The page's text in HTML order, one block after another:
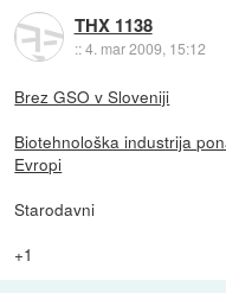
THX 1138
::4. mar 2009, 15:12
Brez GSO v Sloveniji
Biotehnološka industrija
Evropi
Starodavni
+1